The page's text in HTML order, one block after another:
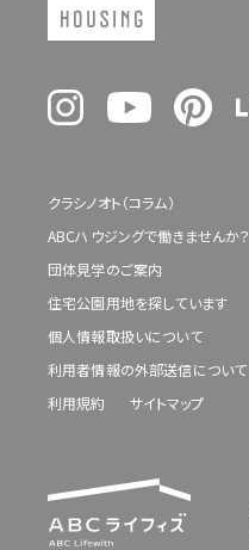
クラシノオト（コラム）
ABCハウジングで働きませんか？
団体見学のご案内
住宅公園用地を探しています
個人情報取扱いについて
利用者情報の外部送信について
利用規約
サイトマップ